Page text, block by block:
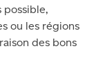
possible,
ou les régions
des bons